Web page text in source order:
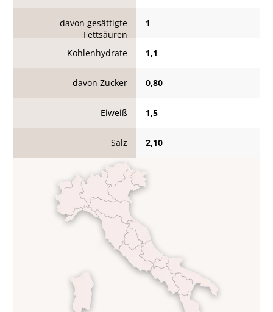
davon gesättigte
Fettsäuren
1
Kohlenhydrate 1,1
davon Zucker 0,80
Eiweiß 1,5
Salz 2,10